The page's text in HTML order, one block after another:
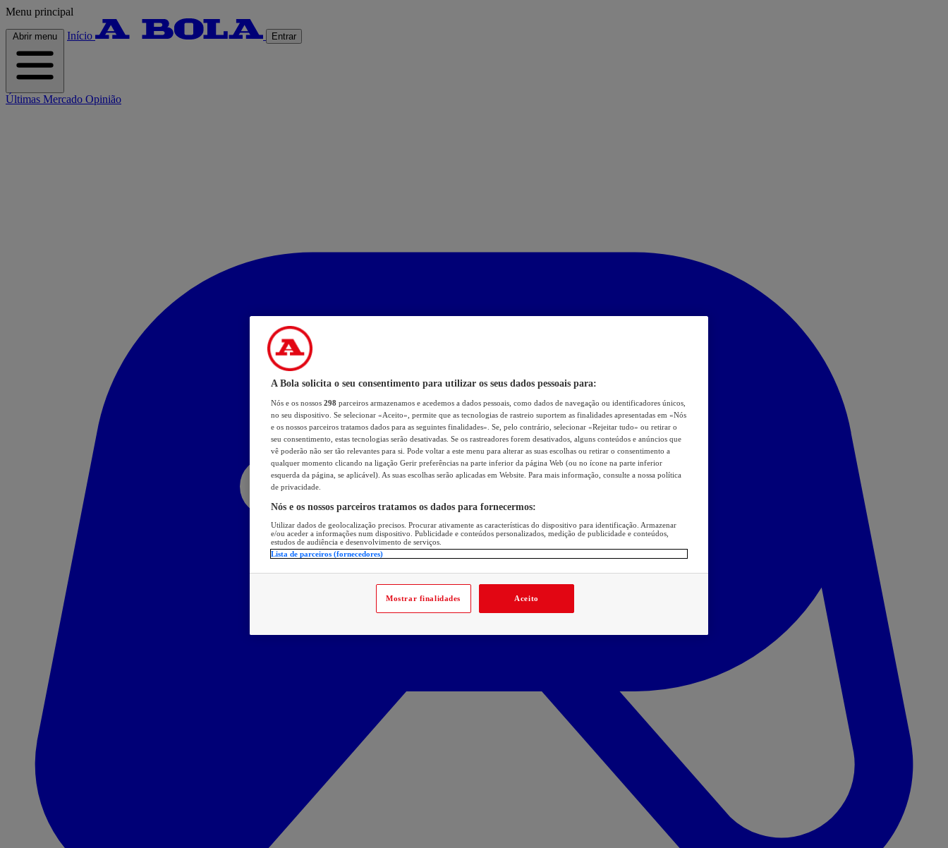
Menu principal
Abrir menu Início Entrar
Últimas Mercado Opinião
A Bola solicita o seu consentimento para utilizar os seus dados pessoais para:
Nós e os nossos 298 parceiros armazenamos e acedemos a dados pessoais, como dados de navegação ou identificadores únicos,
no seu dispositivo. Se selecionar «Aceito», permite que as tecnologias de rastreio suportem as finalidades apresentadas em «Nós
e os nossos parceiros tratamos dados para as seguintes finalidades». Se, pelo contrário, selecionar «Rejeitar tudo» ou retirar o
seu consentimento, estas tecnologias serão desativadas. Se os rastreadores forem desativados, alguns conteúdos e anúncios que
vê poderão não ser tão relevantes para si. Pode voltar a este menu para alterar as suas escolhas ou retirar o consentimento a
qualquer momento clicando na ligação Gerir preferências na parte inferior da página Web (ou no ícone na parte inferior
esquerda da página, se aplicável). As suas escolhas serão aplicadas em Website. Para mais informação, consulte a nossa política
de privacidade.
Nós e os nossos parceiros tratamos os dados para fornecermos:
Utilizar dados de geolocalização precisos. Procurar ativamente as características do dispositivo para identificação. Armazenar
e/ou aceder a informações num dispositivo. Publicidade e conteúdos personalizados, medição de publicidade e conteúdos,
estudos de audiência e desenvolvimento de serviços.
Lista de parceiros (fornecedores)
Mostrar finalidades Aceito